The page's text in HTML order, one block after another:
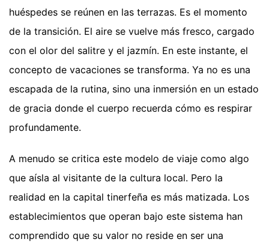
huéspedes se reúnen en las terrazas. Es el momento
de la transición. El aire se vuelve más fresco, cargado
con el olor del salitre y el jazmín. En este instante, el
concepto de vacaciones se transforma. Ya no es una
escapada de la rutina, sino una inmersión en un estado
de gracia donde el cuerpo recuerda cómo es respirar
profundamente.
A menudo se critica este modelo de viaje como algo
que aísla al visitante de la cultura local. Pero la
realidad en la capital tinerfeña es más matizada. Los
establecimientos que operan bajo este sistema han
comprendido que su valor no reside en ser una